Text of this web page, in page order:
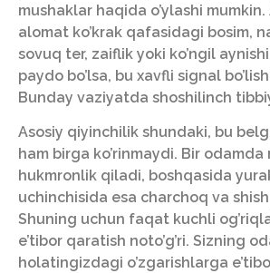
mushaklar haqida o’ylashi
alomat ko’krak qafasidagi bosim,
sovuq ter, zaiflik yoki ko’ngil
paydo bo’lsa, bu xavfli signal
Bunday vaziyatda shoshilinch
Asosiy qiyinchilik shundaki, bu
ham birga ko’rinmaydi. Bir
hukmronlik qiladi, boshqasida
uchinchisida esa charchoq va
Shuning uchun faqat kuchli
e’tibor qaratish noto’g’ri. Sizning
holatingizdagi o’zgarishlarga